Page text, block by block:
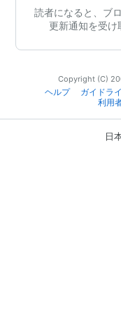
読者になると、ブ
更新通知を受け
Copyright (C)
ヘルプ
ガイドラ
利用
日